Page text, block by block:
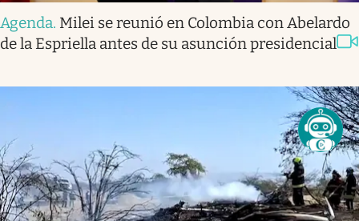
Agenda. Milei se reunió en Colombia con Abelardo
de la Espriella antes de su asunción presidencial